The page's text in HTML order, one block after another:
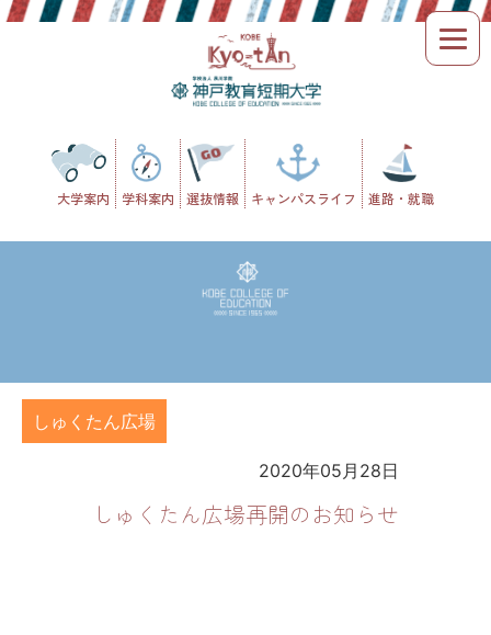
Skip
to
大学案内 学科案内 選抜情報 キャンパスライフ 進路・就職
しゅくたん広場
2020年05月28日
しゅくたん広場再開のお知らせ